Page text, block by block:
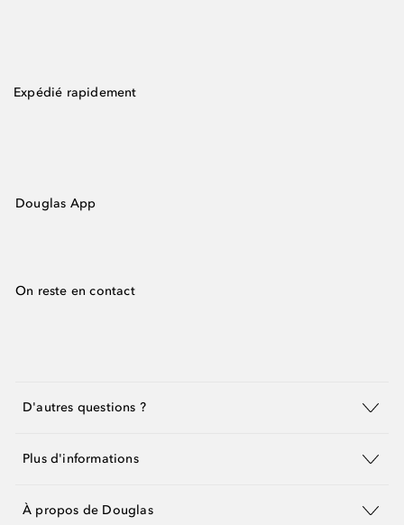
Expédié rapidement
Douglas App
On reste en contact
D'autres questions ?
Plus d'informations
À propos de Douglas